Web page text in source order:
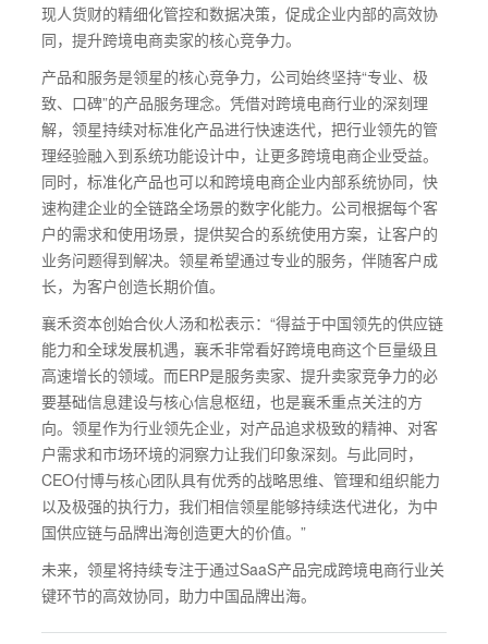
现人货财的精细化管控和数据决策，促成企业内部的高效协
同，提升跨境电商卖家的核心竞争力。
产品和服务是领星的核心竞争力，公司始终坚持“专业、极
致、口碑”的产品服务理念。凭借对跨境电商行业的深刻理
解，领星持续对标准化产品进行快速迭代，把行业领先的管
理经验融入到系统功能设计中，让更多跨境电商企业受益。
同时，标准化产品也可以和跨境电商企业内部系统协同，快
速构建企业的全链路全场景的数字化能力。公司根据每个客
户的需求和使用场景，提供契合的系统使用方案，让客户的
业务问题得到解决。领星希望通过专业的服务，伴随客户成
长，为客户创造长期价值。
襄禾资本创始合伙人汤和松表示：“得益于中国领先的供应链
能力和全球发展机遇，襄禾非常看好跨境电商这个巨量级且
高速增长的领域。而ERP是服务卖家、提升卖家竞争力的必
要基础信息建设与核心信息枢纽，也是襄禾重点关注的方
向。领星作为行业领先企业，对产品追求极致的精神、对客
户需求和市场环境的洞察力让我们印象深刻。与此同时，
CEO付博与核心团队具有优秀的战略思维、管理和组织能力
以及极强的执行力，我们相信领星能够持续迭代进化，为中
国供应链与品牌出海创造更大的价值。”
未来，领星将持续专注于通过SaaS产品完成跨境电商行业关
键环节的高效协同，助力中国品牌出海。